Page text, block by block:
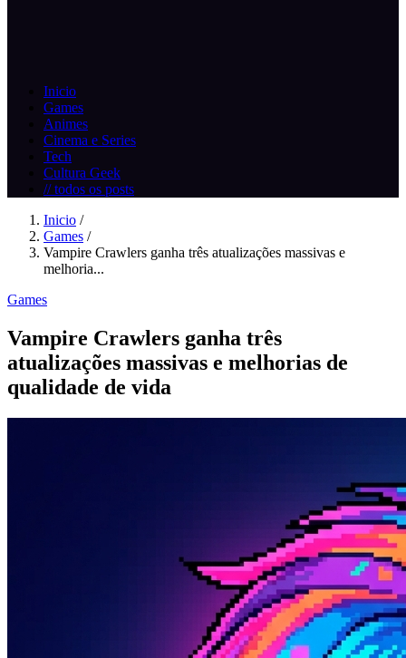
Inicio
Games
Animes
Cinema e Series
Tech
Cultura Geek
// todos os posts
Inicio /
Games /
Vampire Crawlers ganha três atualizações massivas e
melhoria...
Games
Vampire Crawlers ganha três
atualizações massivas e melhorias de
qualidade de vida